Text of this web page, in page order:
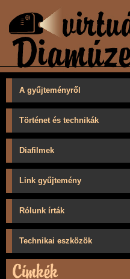
A gyűjteményről
Történet és technikák
Diafilmek
Link gyűjtemény
Rólunk írták
Technikai eszközök